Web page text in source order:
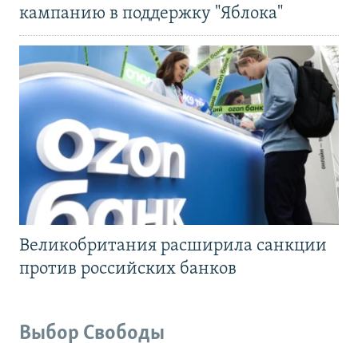
кампанию в поддержку "Яблока"
Великобритания расширила санкции
против российских банков
Выбор Свободы